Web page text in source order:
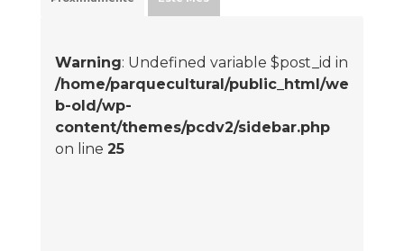
Warning: Undefined variable $post_id in
/home/parquecultural/public_html/we
b-old/wp-
content/themes/pcdv2/sidebar.php
on line 25